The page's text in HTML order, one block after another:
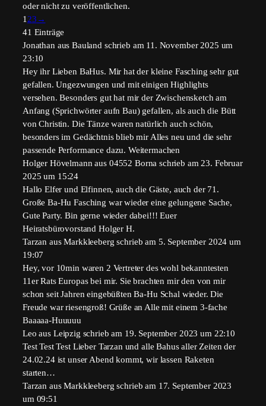
oder nicht zu veröffentlichen.
Navigation
der
Gästebuchliste
1 23 →
41 Einträge
Jonathan aus Bauland schrieb am 11. November 2025 um
23:10
Hey ihr Lieben BaHus. Mir hat der kleine Fasching sehr gut
gefallen. Ungezwungen und mit einigen Highlights
versehen. Besonders gut hat mir der Zwischensketch am
Anfang (Sprichwörter aufn Bau) gefallen, als auch die Bütt
von Christin. Die Tänze waren natürlich auch schön,
besonders im Gedächtnis blieb mir Alles neu und die sehr
passende Performance dazu. Weitermachen
Holger Hövelmannaus 04552 Borna schrieb am 23. Februar
2025 um 15:24
Hallo Elfer und Elfinnen, auch die Gäste, auch der 71.
Große Ba-Hu Fasching war wieder eine gelungene Sache,
Gute Party. Bin gerne wieder dabei!!! Euer
Heiratsbürovorstand Holger H.
Tarzan aus Markkleeberg schrieb am 5. September 2024 um
19:07
Hey, vor 10min waren 2 Vertreter des wohl bekanntesten
11er Rats Europas bei mir. Sie brachten mir den von mir
schon seit Jahren eingebüßten Ba-Hu Schal wieder. Die
Freude war riesengroß! Grüße an Alle mit einem 3-fache
Baaaaa-Huuuuu
Leoaus Leipzig schrieb am 19. September 2023 um 22:10
Test Test Test Lieber Tarzan und alle Bahus aller Zeiten der
24.02.24 ist unser Abend kommt, wir lassen Raketen
starten…
Tarzan aus Markkleeberg schrieb am 17. September 2023
um 09:51